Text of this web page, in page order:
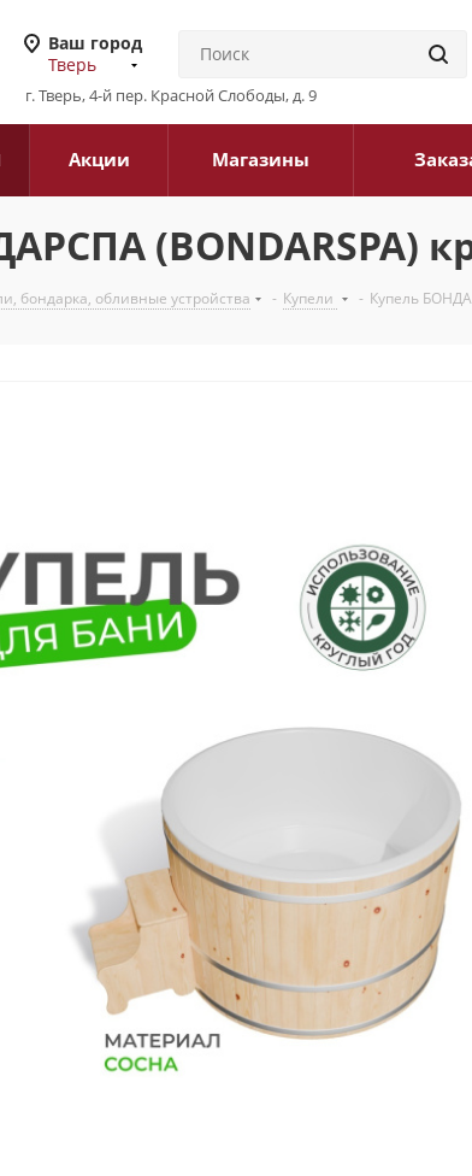
Ваш город
Тверь
г. Тверь, 4-й пер. Красной Слободы, д. 9
Акции Магазины
(BONDARSPA)
бондарка, обливные устройства - Купели - Купель